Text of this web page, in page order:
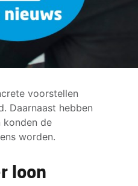
voorstellen
Daarnaast hebben
konden de
worden.
loon